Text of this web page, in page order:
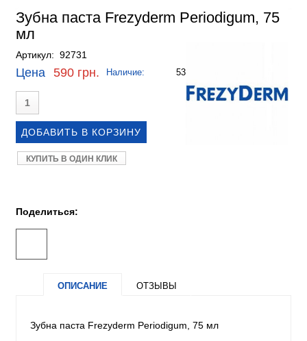
Зубна паста Frezyderm Periodigum, 75
мл
Артикул: 92731
Цена 590 грн. Наличие: 53
КУПИТЬ В ОДИН КЛИК
Поделиться:
ОПИСАНИЕ ОТЗЫВЫ
Зубна паста Frezyderm Periodigum, 75 мл